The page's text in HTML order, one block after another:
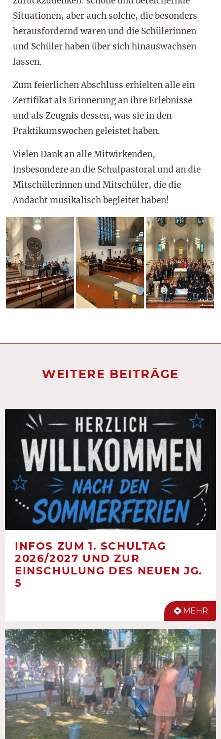
Situationen, aber auch solche, die besonders
herausfordernd waren und die Schülerinnen
und Schüler haben über sich hinauswachsen
lassen.
Zum feierlichen Abschluss erhielten alle ein
Zertifikat als Erinnerung an ihre Erlebnisse
und als Zeugnis dessen, was sie in den
Praktikumswochen geleistet haben.
Vielen Dank an alle Mitwirkenden,
insbesondere an die Schulpastoral und an die
Mitschülerinnen und Mitschüler, die die
Andacht musikalisch begleitet haben!
WEITERE BEITRÄGE
INFOS ZUM 1. SCHULTAG
2026/2027 UND ZUR
EINSCHULUNG DES NEUEN JG.
5
MEHR